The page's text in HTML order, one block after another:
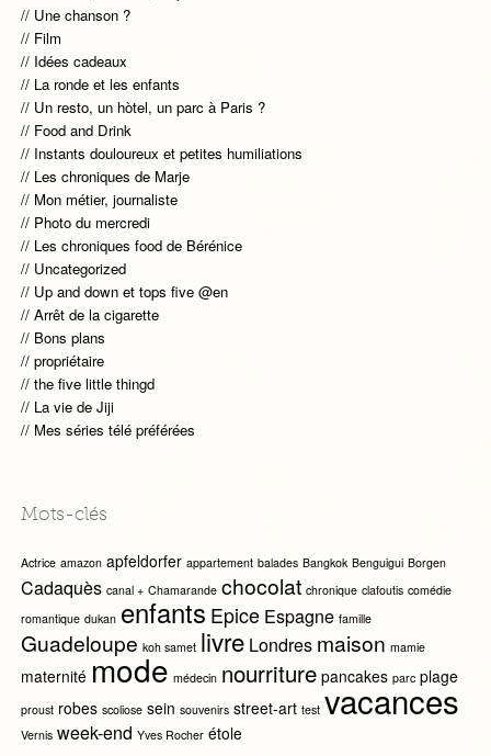
Une chanson ?
Film
Idées cadeaux
La ronde et les enfants
Un resto, un hòtel, un parc à Paris ?
Food and Drink
Instants douloureux et petites humiliations
Les chroniques de Marje
Mon métier, journaliste
Photo du mercredi
Les chroniques food de Bérénice
Uncategorized
Up and down et tops five @en
Arrêt de la cigarette
Bons plans
propriétaire
the five little thingd
La vie de Jiji
Mes séries télé préférées
Mots-clés
Actrice amazon apfeldorfer appartement balades Bangkok Benguigui Borgen
Cadaquès canal + Chamarande chocolat chronique clafoutis comédie
romantique dukan enfants Epice Espagne famille
Guadeloupe koh samet livre Londres maison mamie
maternité mode médecin nourriture pancakes parc plage
proust robes scoliose sein souvenirs street-art test vacances
Vernis week-end Yves Rocher étole